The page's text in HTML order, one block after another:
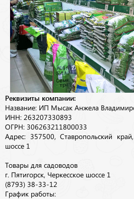
Реквизиты компании:
Название: ИП Мысак Анжела
ИНН: 263207330893
ОГРН: 306263211800033
Адрес: 357500, Ставропольский
шоссе 1
Товары для садоводов
г. Пятигорск, Черкесское шоссе 1
(8793) 38-33-12
График работы: